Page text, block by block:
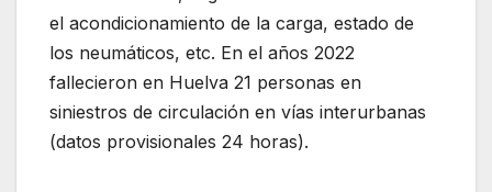
el acondicionamiento de la carga, estado de
los neumáticos, etc. En el años 2022
fallecieron en Huelva 21 personas en
siniestros de circulación en vías interurbanas
(datos provisionales 24 horas).